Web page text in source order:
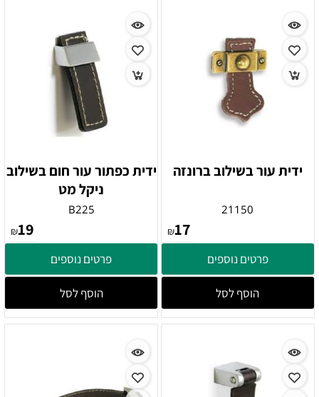
ידית עור בשילוב ברונזה
21150
₪17
פרטים נוספים
הוסף לסל
ידית כפתור עור חום בשילוב
ניקל מט
B225
₪19
פרטים נוספים
הוסף לסל